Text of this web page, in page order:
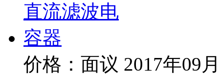
价格：面议 2017年09